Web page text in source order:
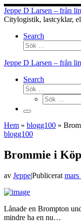
Hoppa
till
innehåll
Jeppe D Larsen – från
Citylogistik, lastcyklar,
Search
Sök
Jeppe D Larsen – från
Search
Sök
Sök
Meny
Hem » blogg100 »
blogg100
Brommie i
av Jeppe|Publicerat
Lånade en Brompton
mindre ha en nu…